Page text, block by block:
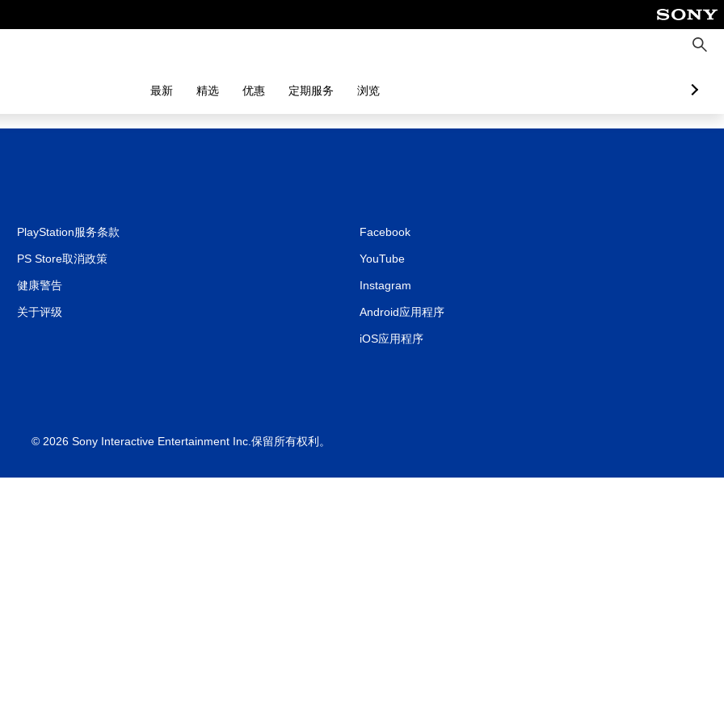
搜
索
最新 精选 优惠 定期服务 浏览
PlayStation服务条款
PS Store取消政策
健康警告
关于评级
Facebook
YouTube
Instagram
Android应用程序
iOS应用程序
© 2026 Sony Interactive Entertainment Inc.保留所有权利。